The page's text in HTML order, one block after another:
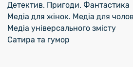
Детектив. Пригоди. Фантастика
Медіа для жінок. Медіа для
Медіа універсального змісту
Сатира та гумор